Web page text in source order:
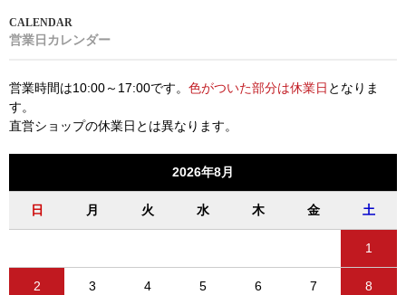
営業日カレンダー
営業時間は10:00～17:00です。 色がついた部分は休業日 となりま
す。
直営ショップの休業日とは異なります。
2026年8月
日 月 火 水 木 金 土
1
2 3 4 5 6 7 8